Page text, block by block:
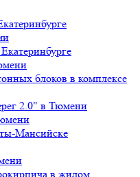
блоков в комплексе
2.0" в Тюмени
Мансийске
в жилом